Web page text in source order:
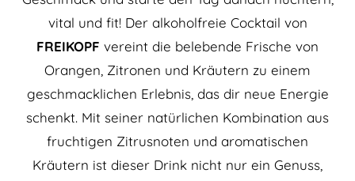
vital und fit! Der alkoholfreie Cocktail von
FREIKOPF vereint die belebende Frische von
Orangen, Zitronen und Kräutern zu einem
geschmacklichen Erlebnis, das dir neue Energie
schenkt. Mit seiner natürlichen Kombination aus
fruchtigen Zitrusnoten und aromatischen
Kräutern ist dieser Drink nicht nur ein Genuss,